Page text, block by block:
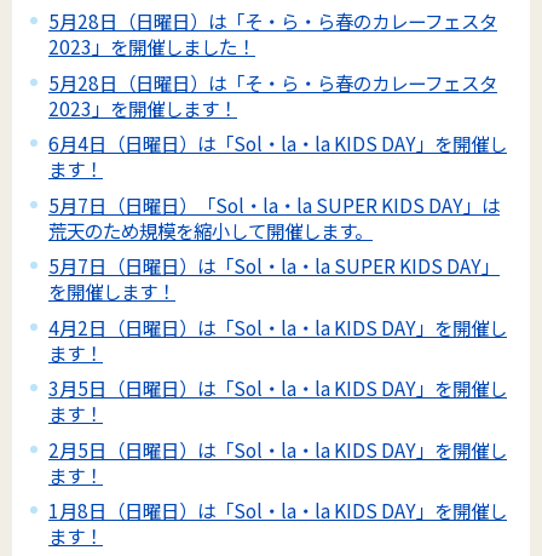
5月28日（日曜日）は「そ・ら・ら春のカレーフェスタ
2023」を開催しました！
5月28日（日曜日）は「そ・ら・ら春のカレーフェスタ
2023」を開催します！
6月4日（日曜日）は「Sol・la・la KIDS DAY」を開催し
ます！
5月7日（日曜日）「Sol・la・la SUPER KIDS DAY」は
荒天のため規模を縮小して開催します。
5月7日（日曜日）は「Sol・la・la SUPER KIDS DAY」
を開催します！
4月2日（日曜日）は「Sol・la・la KIDS DAY」を開催し
ます！
3月5日（日曜日）は「Sol・la・la KIDS DAY」を開催し
ます！
2月5日（日曜日）は「Sol・la・la KIDS DAY」を開催し
ます！
1月8日（日曜日）は「Sol・la・la KIDS DAY」を開催し
ます！